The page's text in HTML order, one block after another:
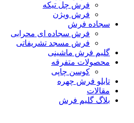
فرش چل تیکه
فرش ویژن
سجاده فرش
فرش سجاده ای محرابی
فرش مسجد تشریفاتی
گلیم فرش ماشینی
محصولات متفرقه
کوسن چاپی
تابلو فرش چهره
مقالات
بلاگ گلیم فرش